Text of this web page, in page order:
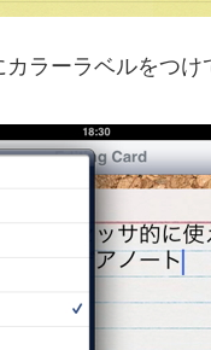
ラーラベルをつ